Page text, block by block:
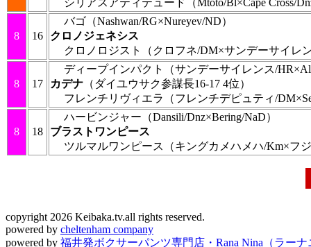
8 16
バゴ （Nashwan/RG×Nureyev/ND）
クロノジェネシス
クロノロジスト
（クロフネ/DM×サンデーサイレ
8 17
ディープインパクト
（サンデーサイレンス/
カデナ （ダイユウサク参謀長16-17 4位）
フレンチリヴィエラ
（フレンチデピュティ/
8 18
ハービンジャー （Dansili/Dnz×Bering/NaD）
ブラストワンピース
ツルマルワンピース
（キングカメハメハ/Km×フ
copyright 2026 Keibaka.tv.all rights reserved.
powered by cheltenham company
powered by 福井発ボクサーパンツ専門店・Rana Nina（ラー